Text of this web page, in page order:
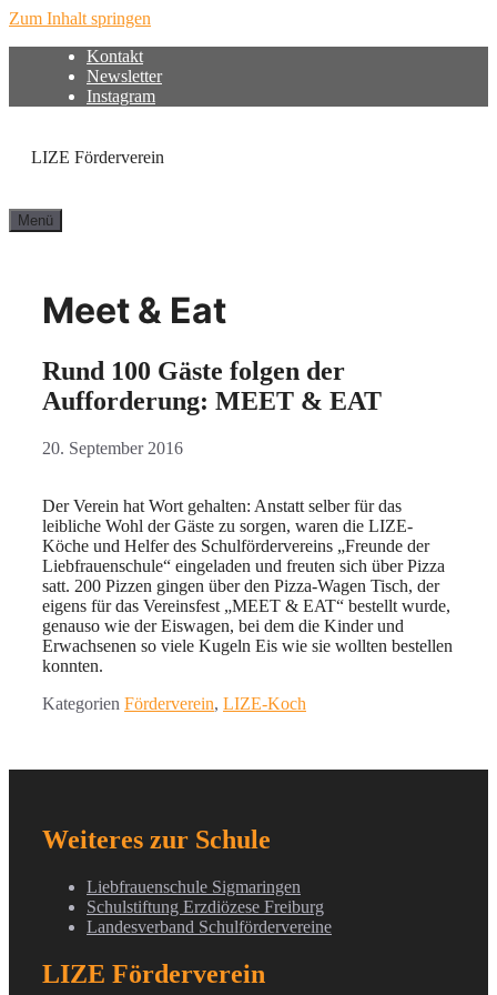
Zum Inhalt springen
Kontakt
Newsletter
Instagram
LIZE Förderverein
Menü
Meet & Eat
Rund 100 Gäste folgen der
Aufforderung: MEET & EAT
20. September 2016
Der Verein hat Wort gehalten: Anstatt selber für das
leibliche Wohl der Gäste zu sorgen, waren die LIZE-
Köche und Helfer des Schulfördervereins „Freunde der
Liebfrauenschule“ eingeladen und freuten sich über Pizza
satt. 200 Pizzen gingen über den Pizza-Wagen Tisch, der
eigens für das Vereinsfest „MEET & EAT“ bestellt wurde,
genauso wie der Eiswagen, bei dem die Kinder und
Erwachsenen so viele Kugeln Eis wie sie wollten bestellen
konnten.
Kategorien Förderverein, LIZE-Koch
Weiteres zur Schule
Liebfrauenschule Sigmaringen
Schulstiftung Erzdiözese Freiburg
Landesverband Schulfördervereine
LIZE Förderverein